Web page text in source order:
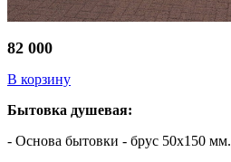
82 000
В корзину
Бытовка душевая:
- Основа бытовки - брус 50х150 мм.